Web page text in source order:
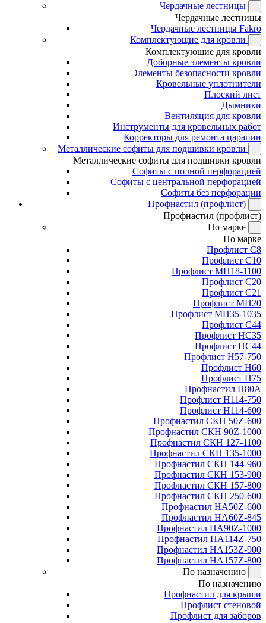
Чердачные лестницы
Чердачные лестницы
Чердачные лестницы Fakro
Комплектующие для кровли
Комплектующие для кровли
Доборные элементы кровли
Элементы безопасности кровли
Кровельные уплотнители
Плоский лист
Дымники
Вентиляция для кровли
Инструменты для кровельных работ
Корректоры для ремонта царапин
Металлические софиты для подшивки кровли
Металлические софиты для подшивки кровли
Софиты с полной перфорацией
Софиты с центральной перфорацией
Софиты без перфорации
Профнастил (профлист)
Профнастил (профлист)
По марке
По марке
Профлист С8
Профлист С10
Профлист МП18-1100
Профлист С20
Профлист С21
Профлист МП20
Профлист МП35-1035
Профлист С44
Профлист НС35
Профлист НС44
Профлист Н57-750
Профлист Н60
Профлист Н75
Профнастил Н80А
Профлист Н114-750
Профлист Н114-600
Профнастил СКН 50Z-600
Профнастил СКН 90Z-1000
Профнастил СКН 127-1100
Профнастил СКН 135-1000
Профнастил СКН 144-960
Профнастил СКН 153-900
Профнастил СКН 157-800
Профнастил СКН 250-600
Профнастил НА50Z-600
Профнастил НА60Z-845
Профнастил НА90Z-1000
Профнастил НА114Z-750
Профнастил НА153Z-900
Профнастил НА157Z-800
По назначению
По назначению
Профнастил для крыши
Профлист стеновой
Профлист для заборов